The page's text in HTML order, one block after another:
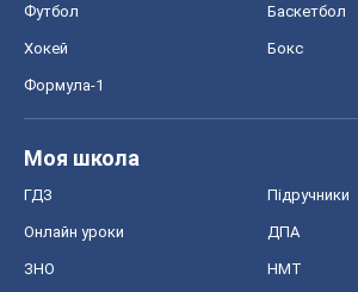
Футбол Баскетбол
Хокей Бокс
Формула-1
Моя школа
ГДЗ Підручники
Онлайн уроки ДПА
ЗНО НМТ